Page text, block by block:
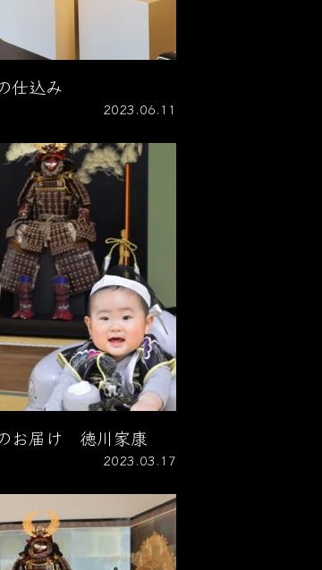
仕込み
2023.06.11
お届け 徳川家康
2023.03.17